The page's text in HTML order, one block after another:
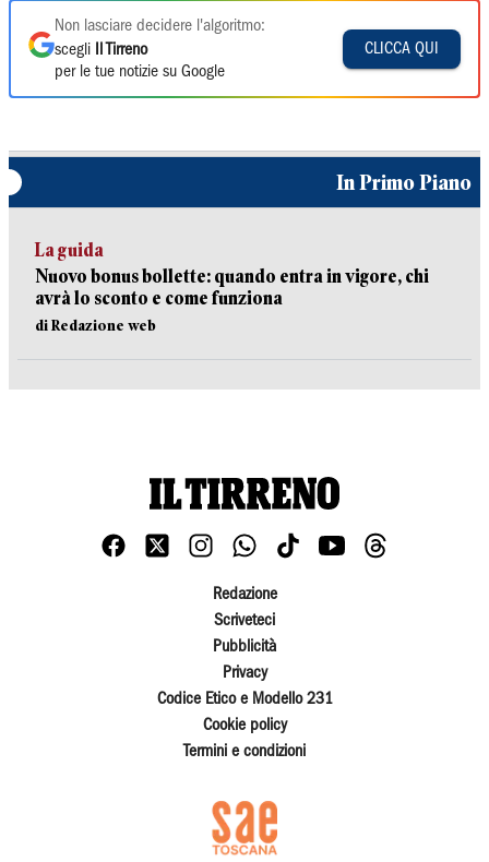
Non lasciare decidere l'algoritmo:
scegli
Il Tirreno
per le tue notizie su Google
CLICCA QUI
In Primo Piano
La guida
Nuovo bonus bollette: quando entra in vigore, chi
avrà lo sconto e come funziona
di Redazione web
Redazione
Scriveteci
Pubblicità
Privacy
Codice Etico e Modello 231
Cookie policy
Termini e condizioni